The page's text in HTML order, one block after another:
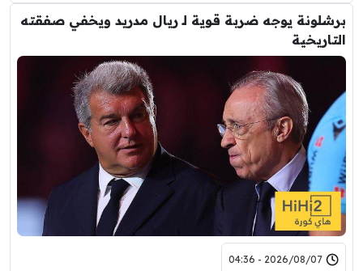
برشلونة يوجه ضربة قوية لـ ريال مدريد ويخفي صفقته
التاريخية
2026/08/07 - 04:36